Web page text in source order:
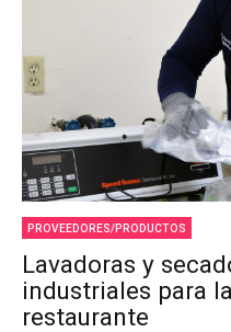
PROVEEDORES/PRODUCTOS
Lavadoras y
industriales para
restaurante